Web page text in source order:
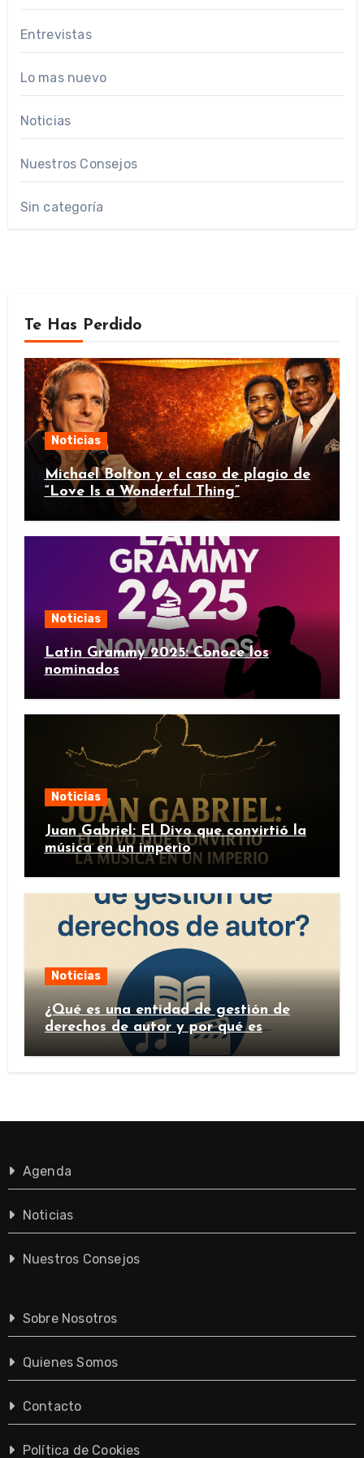
Entrevistas
Lo mas nuevo
Noticias
Nuestros Consejos
Sin categoría
Te Has Perdido
Noticias
Michael Bolton y el caso de plagio de
“Love Is a Wonderful Thing”
Noticias
Latin Grammy 2025: Conoce los
nominados
Noticias
Juan Gabriel: El Divo que convirtió la
música en un imperio
Noticias
¿Qué es una entidad de gestión de
derechos de autor y por qué es
importante?
Agenda
Noticias
Nuestros Consejos
Sobre Nosotros
Quienes Somos
Contacto
Política de Cookies